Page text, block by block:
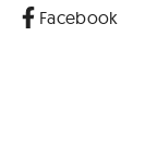
Facebook